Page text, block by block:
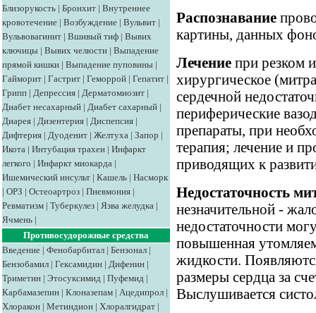
Близорукость | Бронхит | Внутреннее
кровотечение | Возбуждение | Вульвит |
Вульвовагинит | Вшивый тиф | Вывих
ключицы | Вывих челюсти | Выпадение
прямой кишки | Выпадение пуповины |
Гайморит | Гастрит | Геморрой | Гепатит |
Грипп | Депрессия | Дерматомиозит |
Диабет несахарный | Диабет сахарный |
Диарея | Дизентерия | Диспепсия |
Дифтерия | Дуоденит | Желтуха | Запор |
Икота | Интубация трахеи | Инфаркт
легкого | Инфаркт миокарда |
Ишемический инсульт | Кашель | Насморк
| ОРЗ | Остеоартроз | Пневмония |
Ревматизм | Туберкулез | Язва желудка |
Ячмень |
Противосудорожные средства
Введение | Фенобарбитал | Бензонал |
Бензобамил | Гексамидин | Дифенин |
Триметин | Этосуксимид | Пуфемид |
Карбамазепин | Клоназепам | Ацедипрол |
Хлоракон | Метиндион | Хлоралгидрат |
Распознавание
картины, данных
Лечение при резком
хирургическое
сердечной
периферические
препараты, при
терапия; лечение и
приводящих к
Недостаточность
незначительной -
недостаточности
повышенная
жидкости.
размеры сердца за
Выслушивается